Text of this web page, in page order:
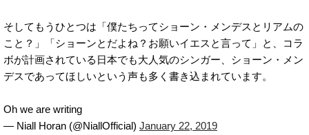
そしてもうひとつは「僕たちってショーン・メンデスとリアムの
こと？」「ショーンとだよね？お願いイエスと言って」と、コラ
ボが計画されている日本でも大人気のシンガー、ショーン・メン
デスであってほしいという声も多く書き込まれています。
Oh we are writing
— Niall Horan (@NiallOfficial) January 22, 2019